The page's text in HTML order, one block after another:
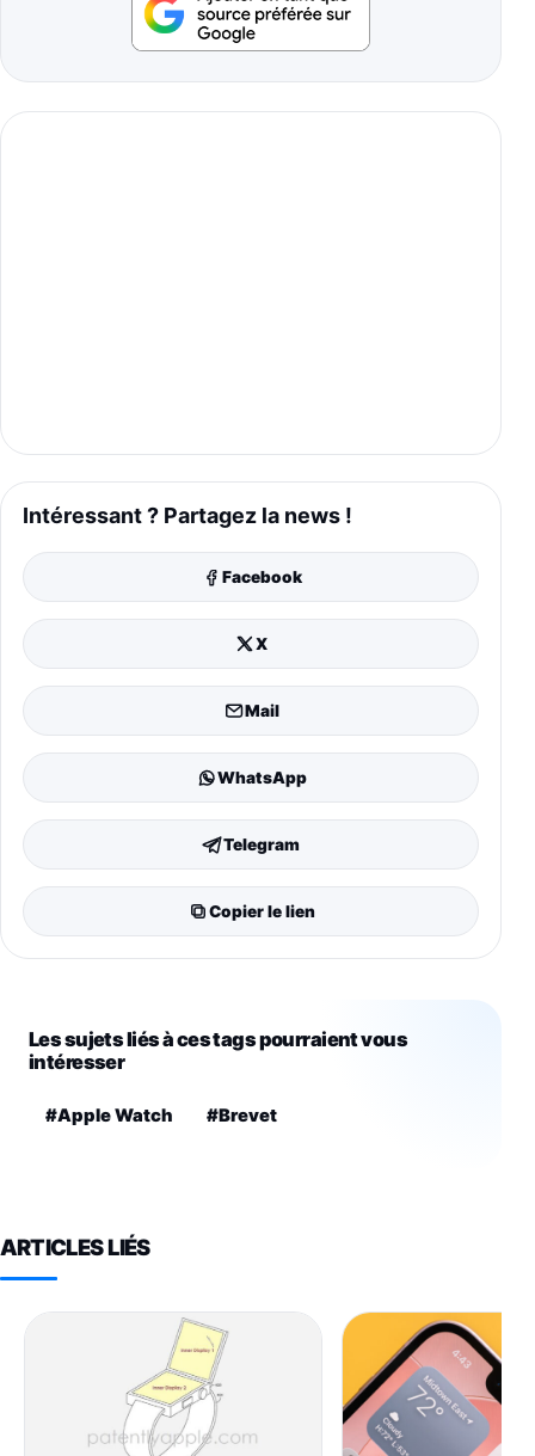
Intéressant ? Partagez la news !
Facebook
X
Mail
WhatsApp
Telegram
Copier le lien
Les sujets liés à ces tags pourraient vous
intéresser
#Apple Watch #Brevet
ARTICLES LIÉS